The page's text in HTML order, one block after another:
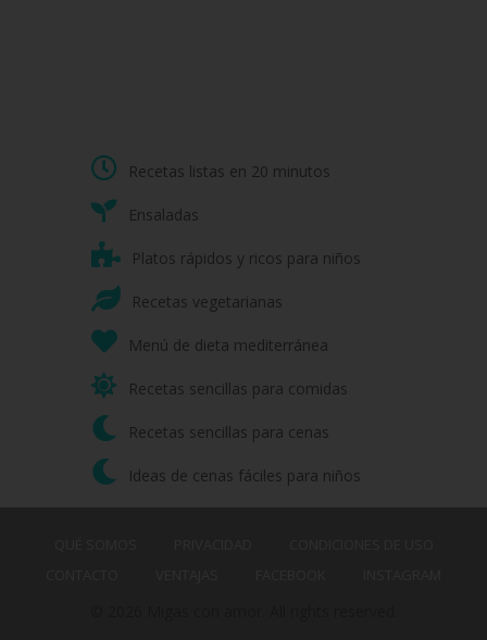
Recetas listas en 20 minutos
Ensaladas
Platos rápidos y ricos para niños
Recetas vegetarianas
Menú de dieta mediterránea
Recetas sencillas para comidas
Recetas sencillas para cenas
Ideas de cenas fáciles para niños